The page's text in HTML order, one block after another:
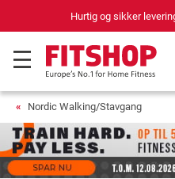
Hurtig og sikker
Nordic Walking/Stavgang